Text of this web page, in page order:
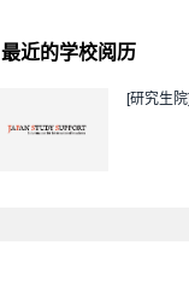
最近的学校阅历
[研究生